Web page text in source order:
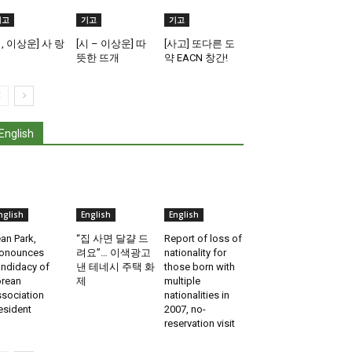
이상운] 사 랑
기고
[시 – 이상운] 따
뜻한 뜨개
기고
[사고] 또다른 도
약 EACN 창간!
Park,
of
English
“집 사면 달걀 드
려요”… 이색광고
낸 테네시 주택 화
제
English
Report of loss of
nationality for
those born with
multiple
nationalities in
2007, no-
reservation visit